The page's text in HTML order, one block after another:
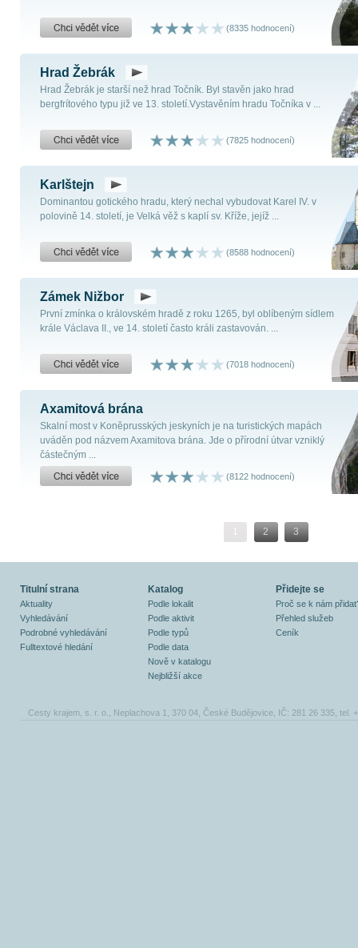
(8335 hodnocení)
Hrad Žebrák
Hrad Žebrák je starší než hrad Točník. Byl stavěn jako hrad
bergfrítového typu již ve 13. století.Vystavěním hradu Točníka v ...
(7825 hodnocení)
Karlštejn
Dominantou gotického hradu, který nechal vybudovat Karel IV. v
polovině 14. století, je Velká věž s kaplí sv. Kříže, jejíž ...
(8588 hodnocení)
Zámek Nižbor
První zmínka o královském hradě z roku 1265, byl oblíbeným sídlem
krále Václava II., ve 14. století často králi zastavován. ...
(7018 hodnocení)
Axamitová brána
Skalní most v Koněprusských jeskyních je na turistických mapách
uváděn pod názvem Axamitova brána. Jde o přírodní útvar vzniklý
částečným ...
(8122 hodnocení)
1 2 3
Titulní strana
Aktuality
Vyhledávání
Podrobné vyhledávání
Fulltextové hledání
Katalog
Podle lokalit
Podle aktivit
Podle typů
Podle data
Nově v katalogu
Nejbližší akce
Přidejte se
Proč se k nám
Přehled služeb
Ceník
Cesty krajem, s. r. o., Neplachova 1, 370 04, České Budějovice, IČ: 281 26 335, tel.